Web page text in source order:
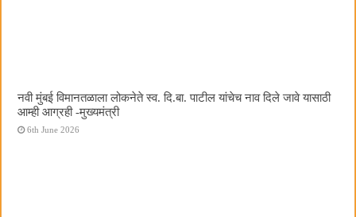
नवी मुंबई विमानतळाला लोकनेते स्व. दि.बा. पाटील यांचेच नाव दिले जावे यासाठी
आम्ही आग्रही -मुख्यमंत्री
6th June 2026